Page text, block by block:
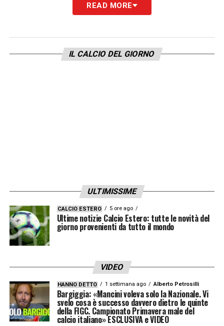
e della Nazionale di Spalletti. La
euro, spaventa ma il club vuole provarci fino
in fondo.
READ MORE
IL CALCIO DEL GIORNO
ULTIMISSIME
CALCIO ESTERO 5 ore ago
Ultime notizie Calcio Estero: tutte le novità del
giorno provenienti da tutto il mondo
VIDEO
HANNO DETTO 1 settimana ago Alberto Petrosilli
Bargiggia: «Mancini voleva solo la Nazionale. Vi
svelo cosa è successo davvero dietro le quinte
della FIGC. Campionato Primavera male del
calcio italiano» ESCLUSIVA e VIDEO